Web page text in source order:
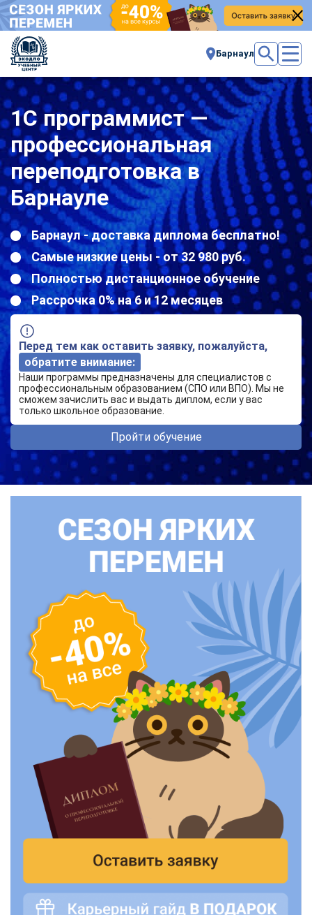
Барнаул
1С программист —
профессиональная
переподготовка в
Барнауле
Барнаул - доставка диплома бесплатно!
Самые низкие цены - от 32 980 руб.
Полностью дистанционное обучение
Рассрочка 0% на 6 и 12 месяцев
Перед тем как оставить заявку, пожалуйста,
обратите внимание:
Наши программы предназначены для специалистов с
профессиональным образованием (СПО или ВПО). Мы не
сможем зачислить вас и выдать диплом, если у вас
только школьное образование.
Пройти обучение